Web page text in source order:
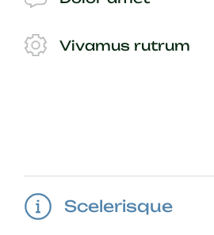
Vivamus rutrum
Scelerisque